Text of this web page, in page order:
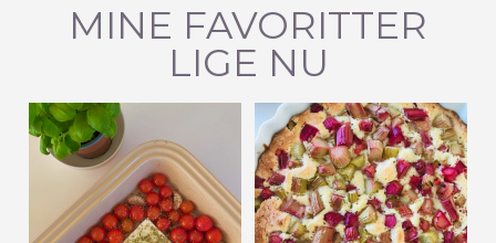
MINE FAVORITTER
LIGE NU